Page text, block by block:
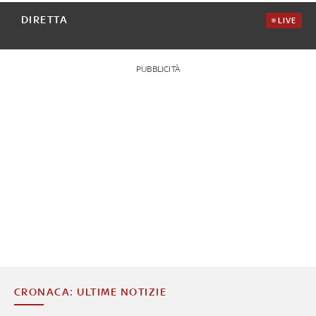
DIRETTA LIVE
PUBBLICITÀ
CRONACA: ULTIME NOTIZIE